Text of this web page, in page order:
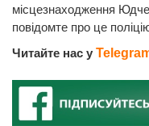
місцезнаходження
повідомте про це
Читайте нас у